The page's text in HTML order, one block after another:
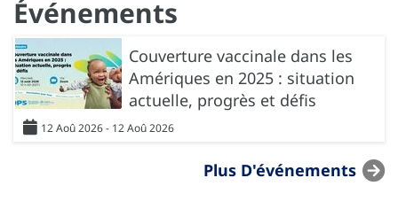
Événements
Couverture vaccinale dans les
Amériques en 2025 : situation
actuelle, progrès et défis
12 Aoû 2026 - 12 Aoû 2026
Plus D'événements